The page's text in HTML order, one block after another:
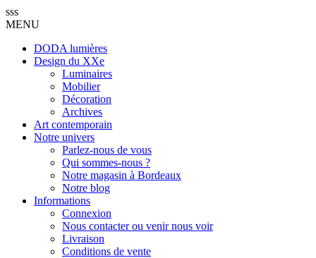
sss
MENU
DODA lumières
Design du XXe
Luminaires
Mobilier
Décoration
Archives
Art contemporain
Notre univers
Parlez-nous de vous
Qui sommes-nous ?
Notre magasin à Bordeaux
Notre blog
Informations
Connexion
Nous contacter ou venir nous voir
Livraison
Conditions de vente